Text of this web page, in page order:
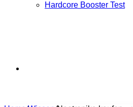
Hardcore Booster Test